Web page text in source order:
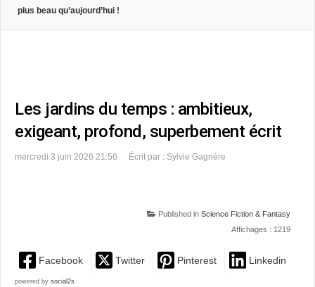
plus beau qu’aujourd’hui !
Les jardins du temps : ambitieux,
exigeant, profond, superbement écrit
mercredi 3 juin 2026 21:56 Écrit par : Sylvie Gagnère
Published in Science Fiction & Fantasy
Affichages : 1219
Facebook Twitter Pinterest Linkedin
powered by social2s